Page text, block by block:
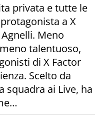
privata e tutte le
a X
Meno
talentuoso,
di X Factor
Scelto da
squadra ai Live, ha